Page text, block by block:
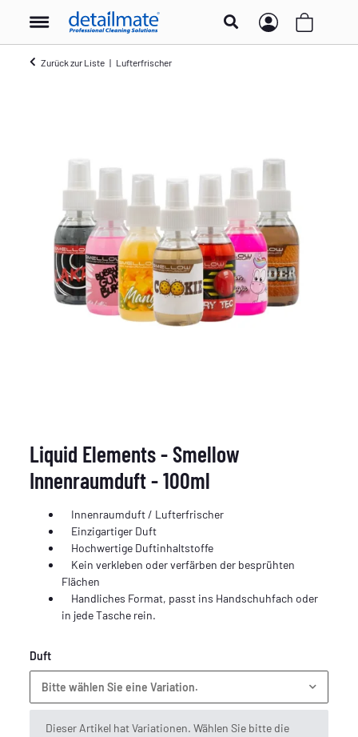
Zurück zur Liste Lufterfrischer
Liquid Elements - Smellow
Innenraumduft - 100ml
Innenraumduft / Lufterfrischer
Einzigartiger Duft
Hochwertige Duftinhaltstoffe
Kein verkleben oder verfärben der besprühten
Flächen
Handliches Format, passt ins Handschuhfach oder
in jede Tasche rein.
Duft
Bitte wählen Sie eine Variation.
x
Dieser Artikel hat Variationen. Wählen Sie bitte die